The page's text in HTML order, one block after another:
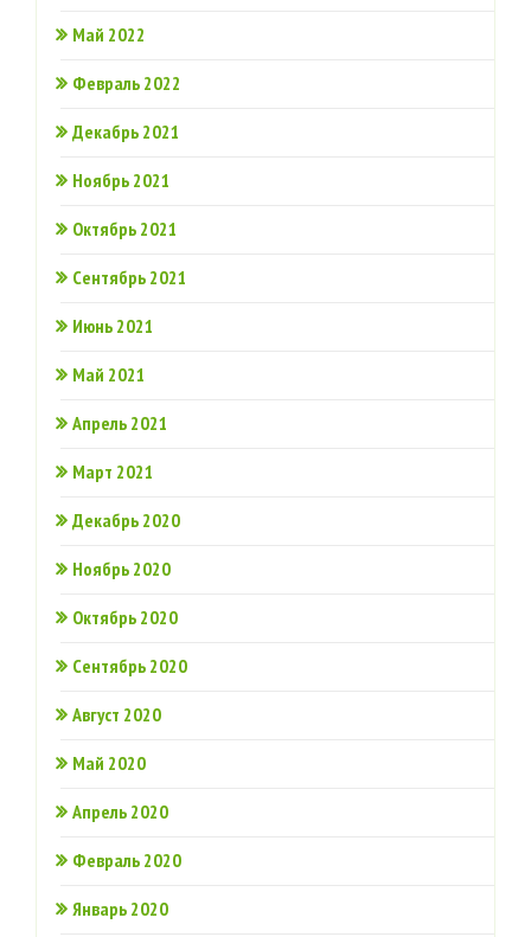
Май 2022
Февраль 2022
Декабрь 2021
Ноябрь 2021
Октябрь 2021
Сентябрь 2021
Июнь 2021
Май 2021
Апрель 2021
Март 2021
Декабрь 2020
Ноябрь 2020
Октябрь 2020
Сентябрь 2020
Август 2020
Май 2020
Апрель 2020
Февраль 2020
Январь 2020